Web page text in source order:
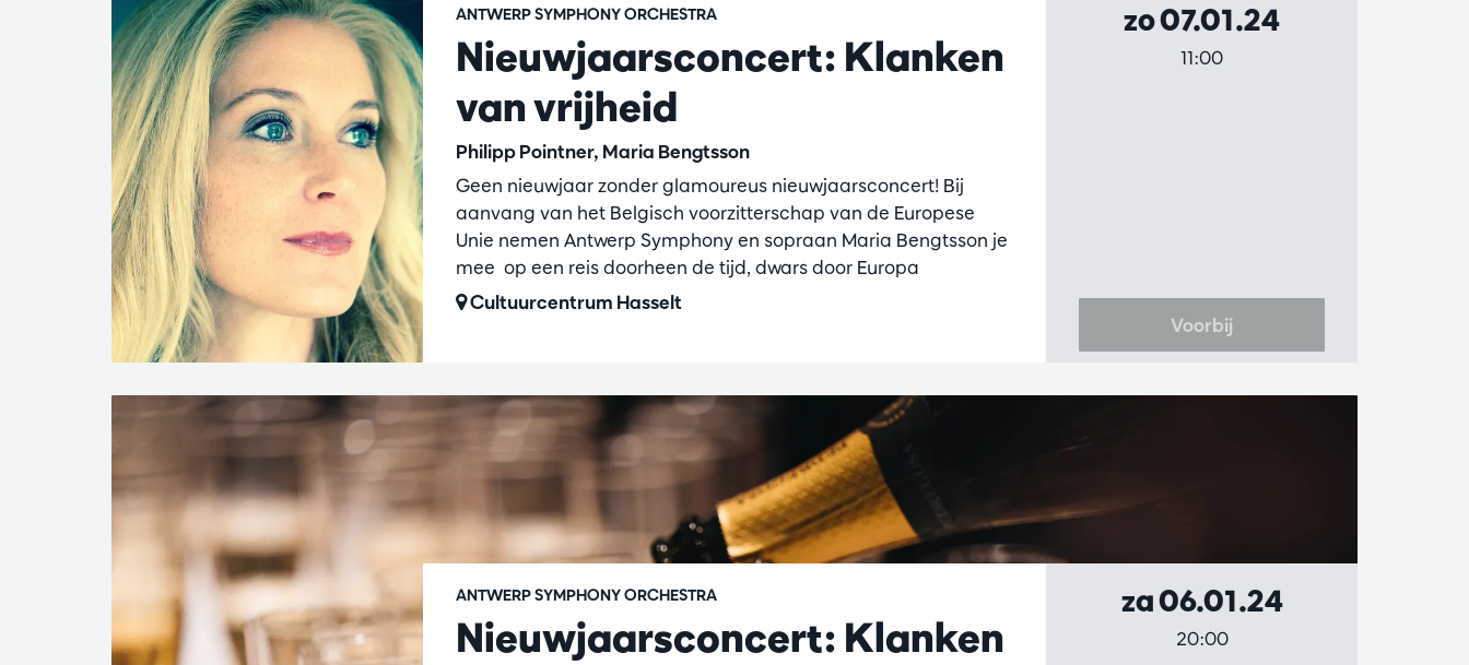
Nieuwjaarsconcert: Klanken
van vrijheid
Philipp Pointner, Maria Bengtsson
ANTWERP SYMPHONY ORCHESTRA
Geen nieuwjaar zonder glamoureus nieuwjaarsconcert! Bij
aanvang van het Belgisch voorzitterschap van de Europese
Unie nemen Antwerp Symphony en sopraan Maria Bengtsson je
mee op een reis doorheen de tijd, dwars door Europa
Cultuurcentrum Hasselt
zo 07.01.24
11:00
Voorbij
Nieuwjaarsconcert: Klanken
ANTWERP SYMPHONY ORCHESTRA za 06.01.24
20:00